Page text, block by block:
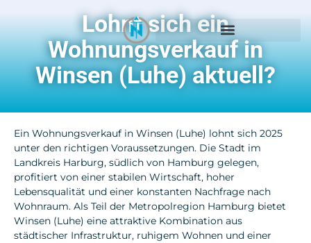
Lohnt sich ein
Wohnungsverkauf in
Winsen (Luhe) aktuell?
Ein Wohnungsverkauf in Winsen (Luhe) lohnt sich 2025
unter den richtigen Voraussetzungen. Die Stadt im
Landkreis Harburg, südlich von Hamburg gelegen,
profitiert von einer stabilen Wirtschaft, hoher
Lebensqualität und einer konstanten Nachfrage nach
Wohnraum. Als Teil der Metropolregion Hamburg bietet
Winsen (Luhe) eine attraktive Kombination aus
städtischer Infrastruktur, ruhigem Wohnen und einer